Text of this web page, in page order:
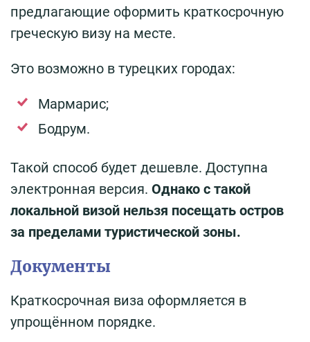
предлагающие оформить краткосрочную
греческую визу на месте.
Это возможно в турецких городах:
Мармарис;
Бодрум.
Такой способ будет дешевле. Доступна
электронная версия. Однако с такой
локальной визой нельзя посещать остров
за пределами туристической зоны.
Документы
Краткосрочная виза оформляется в
упрощённом порядке.